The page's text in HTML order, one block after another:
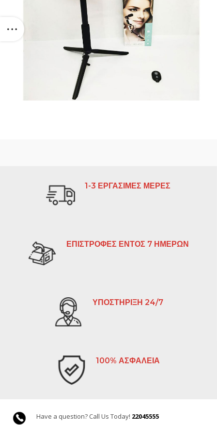
1-3 ΕΡΓΑΣΙΜΕΣ ΜΕΡΕΣ
ΕΠΙΣΤΡΟΦΕΣ ΕΝΤΟΣ 7 ΗΜΕΡΩΝ
ΥΠΟΣΤΗΡΙΞΗ 24/7
100% ΑΣΦΑΛΕΙΑ
Have a question? Call Us Today! 22045555